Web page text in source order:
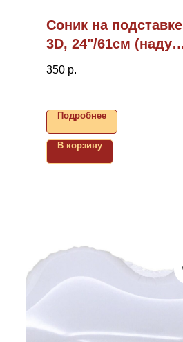
Соник на подставке
3D, 24"/61см (надув
вохдухом)
350 р.
Подробнее
В корзину